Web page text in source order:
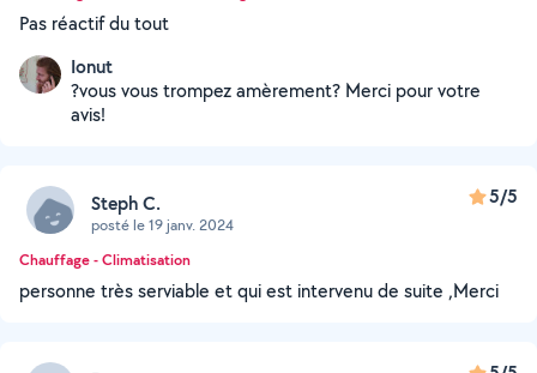
Pas réactif du tout
Ionut
?vous vous trompez amèrement? Merci pour votre
avis!
Steph C.
posté le 19 janv. 2024
5/5
Chauffage - Climatisation
personne très serviable et qui est intervenu de suite ,Merci